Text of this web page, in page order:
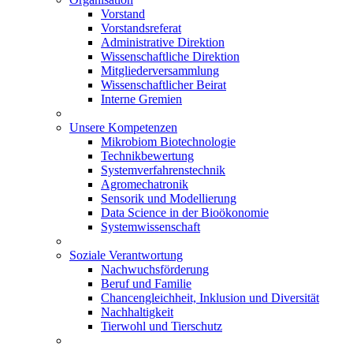
Vorstand
Vorstandsreferat
Administrative Direktion
Wissenschaftliche Direktion
Mitgliederversammlung
Wissenschaftlicher Beirat
Interne Gremien
Unsere Kompetenzen
Mikrobiom Biotechnologie
Technikbewertung
Systemverfahrenstechnik
Agromechatronik
Sensorik und Modellierung
Data Science in der Bioökonomie
Systemwissenschaft
Soziale Verantwortung
Nachwuchsförderung
Beruf und Familie
Chancengleichheit, Inklusion und Diversität
Nachhaltigkeit
Tierwohl und Tierschutz